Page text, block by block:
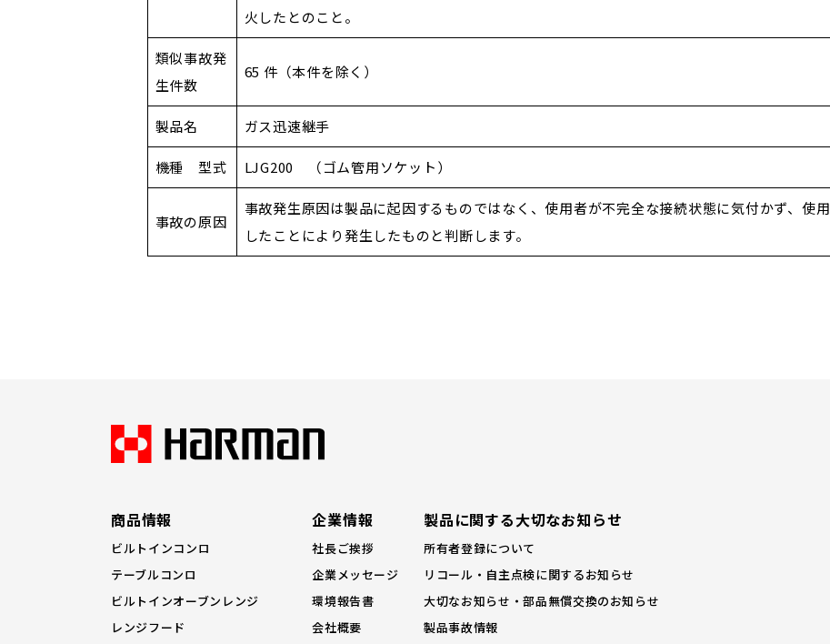
火したとのこと。
類似事故発
生件数
65 件（本件を除く）
製品名 ガス迅速継手
機種 型式 LJG200 （ゴム管用ソケット）
事故の原因
事故発生原因は製品に起因するものではなく、使用者が不完全な接続状態に気付かず、使用
したことにより発生したものと判断します。
商品情報
ビルトインコンロ
テーブルコンロ
ビルトインオーブンレンジ
レンジフード
企業情報
社長ご挨拶
企業メッセージ
環境報告書
会社概要
製品に関する大切なお知らせ
所有者登録について
リコール・自主点検に関するお知らせ
大切なお知らせ・部品無償交換のお知らせ
製品事故情報